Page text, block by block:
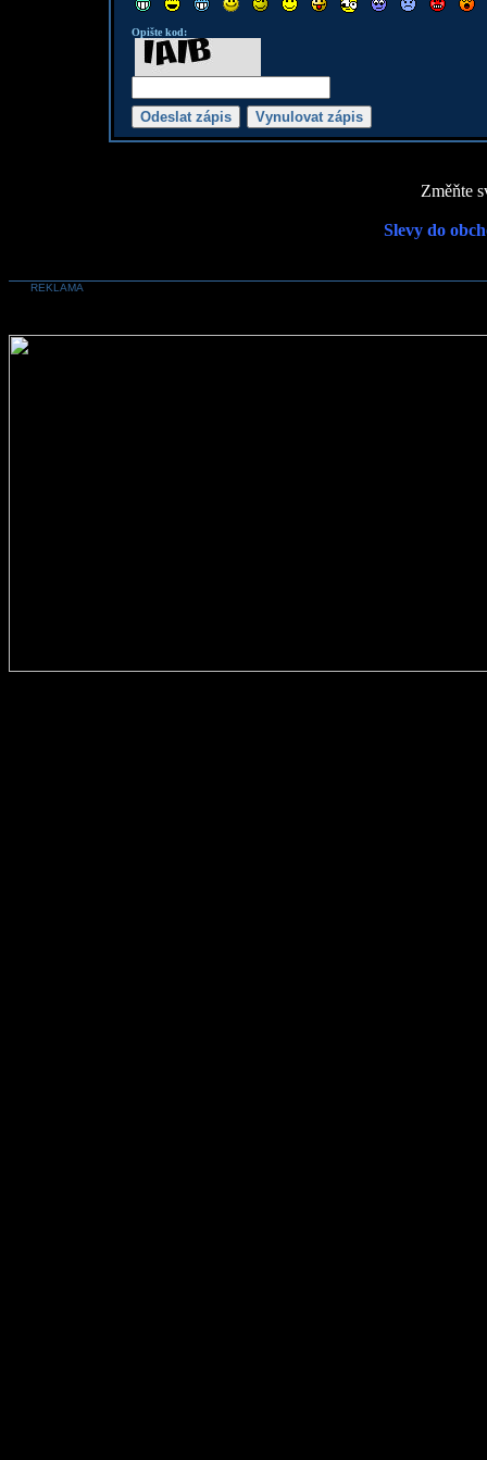
Opište kod:
Změňte
Slevy do
REKLAMA